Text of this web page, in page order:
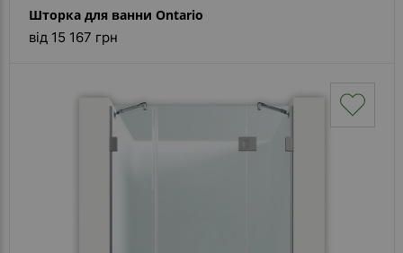
Шторка для ванни Ontario
від 15 167 грн